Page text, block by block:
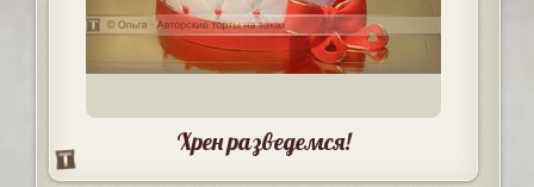
Хрен разведемся!